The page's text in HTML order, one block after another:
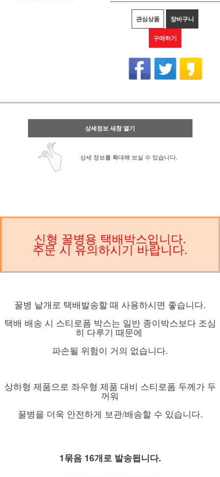
관심상품 장바구니
구매하기
상세정보 새창 열기
상세 정보를 확대해 보실 수 있습니다.
신형 꿀병용 택배박스입니다.
주문 시 유의하시기 바랍니다.
꿀병 낱개로 택배발송할 때 사용하시면 좋습니다.
택배 배송 시 스티로폼 박스는 일반 종이박스보다 조심
히 다루기 때문에
파손될 위험이 거의 없습니다.
상하형 제품으로 좌우형 제품 대비 스티로폼 두께가 두
꺼워
꿀병을 더욱 안전하게 보관/배송할 수 있습니다.
1묶음 16개로 발송됩니다.